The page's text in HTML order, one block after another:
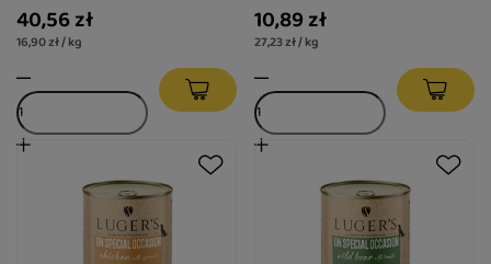
g
40,56 zł
16,90 zł / kg
10,89 zł
27,23 zł / kg